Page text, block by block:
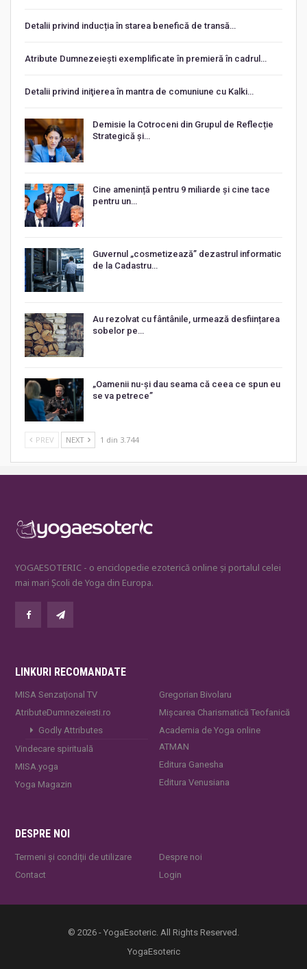
Detalii privind inducția în starea benefică de transă…
Atribute Dumnezeiești exemplificate în premieră în cadrul…
Detalii privind iniţierea în mantra de comuniune cu Kalki…
Demisie la Cotroceni din Grupul de Reflecție
Strategică și…
Cine amenință pentru 9 miliarde și cine tace
pentru un…
Guvernul „cosmetizează” dezastrul informatic
de la Cadastru…
Au rezolvat cu fântânile, urmează desființarea
sobelor pe…
„Oamenii nu-și dau seama că ceea ce spun eu
se va petrece”
PREV NEXT 1 din 3.744
YOGAESOTERIC - o enciclopedie ezoterică online și portalul celei
mai mari Școli de Yoga din Europa.
LINKURI RECOMANDATE
MISA Senzaţional TV
AtributeDumnezeiesti.ro
Godly Attributes
Vindecare spirituală
MISA.yoga
Yoga Magazin
Gregorian Bivolaru
Mișcarea Charismatică Teofanică
Academia de Yoga online
ATMAN
Editura Ganesha
Editura Venusiana
DESPRE NOI
Termeni și condiții de utilizare
Contact
Despre noi
Login
© 2026 - YogaEsoteric. All Rights Reserved.
YogaEsoteric